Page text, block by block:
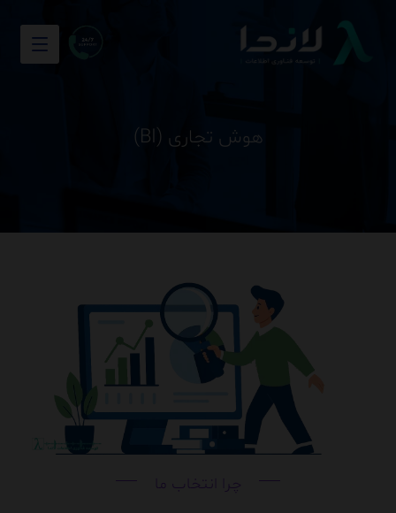
هوش تجاری (BI)
چرا انتخاب ما